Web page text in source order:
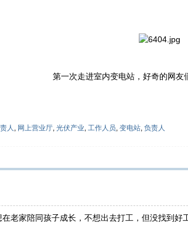
第一次走进室内变电站，好奇的网友
人 , 网上营业厅, 光伏产业, 工作人员, 变电站, 负责人
老家陪同孩子成长，不想出去打工，但没找到